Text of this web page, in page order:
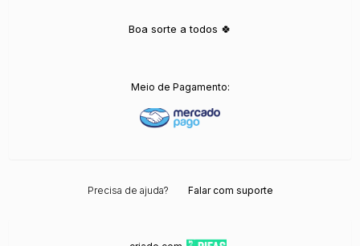
Boa sorte a todos 🍀
Meio de Pagamento:
Precisa de ajuda? Falar com suporte